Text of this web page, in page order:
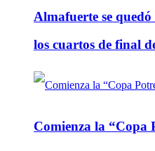
Almafuerte se
los cuartos de final
Comienza la “Copa